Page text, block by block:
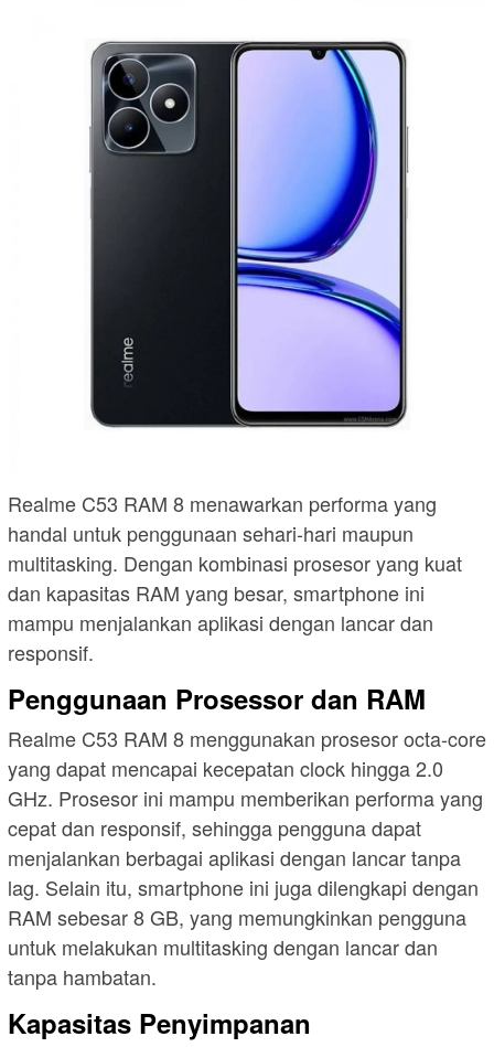
Realme C53 RAM 8 menawarkan performa yang
handal untuk penggunaan sehari-hari maupun
multitasking. Dengan kombinasi prosesor yang kuat
dan kapasitas RAM yang besar, smartphone ini
mampu menjalankan aplikasi dengan lancar dan
responsif.
Penggunaan Prosessor dan RAM
Realme C53 RAM 8 menggunakan prosesor octa-core
yang dapat mencapai kecepatan clock hingga 2.0
GHz. Prosesor ini mampu memberikan performa yang
cepat dan responsif, sehingga pengguna dapat
menjalankan berbagai aplikasi dengan lancar tanpa
lag. Selain itu, smartphone ini juga dilengkapi dengan
RAM sebesar 8 GB, yang memungkinkan pengguna
untuk melakukan multitasking dengan lancar dan
tanpa hambatan.
Kapasitas Penyimpanan